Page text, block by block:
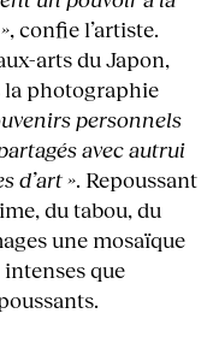
, confie l’artiste.
arts du Japon,
la photographie
personnels
avec autrui
d’art ». Repoussant
du tabou, du
une mosaïque
que